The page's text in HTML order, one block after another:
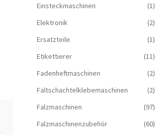
Einsteckmaschinen
(1)
Elektronik
(2)
Ersatzteile
(1)
Etikettierer
(11)
Fadenheftmaschinen
(2)
Faltschachtelklebemaschinen
(2)
Falzmaschinen
(97)
Falzmaschinenzubehör
(60)